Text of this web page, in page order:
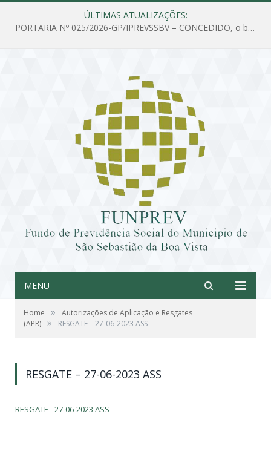
ÚLTIMAS ATUALIZAÇÕES:
PORTARIA Nº 025/2026-GP/IPREVSSBV – CONCEDIDO, o benefício de PENSÃO a MARIA ESTELA DOS SANTOS SOUZA
MENU
Home »
Autorizações de Aplicação e Resgates
(APR) » RESGATE – 27-06-2023 ASS
RESGATE – 27-06-2023 ASS
RESGATE - 27-06-2023 ASS